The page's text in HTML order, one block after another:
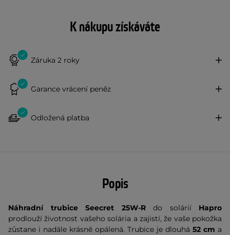
K nákupu získáváte
Záruka 2 roky
Garance vrácení peněz
Odložená platba
Popis
Náhradní trubice Seecret 25W-R do soláriíHapro
prodlouží životnost vašeho solária a zajistí, že vaše pokožka
zůstane i nadále krásně opálená. Trubice je dlouhá 52 cm a